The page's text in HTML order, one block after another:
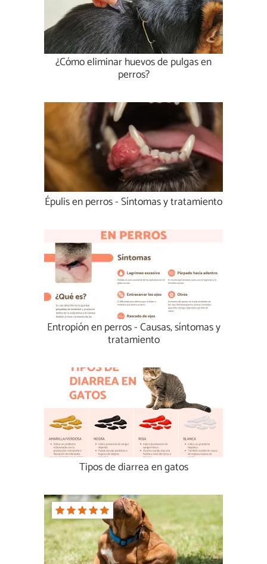
¿Cómo eliminar huevos de pulgas en
perros?
Épulis en perros - Síntomas y tratamiento
Entropión en perros - Causas, síntomas y
tratamiento
Tipos de diarrea en gatos